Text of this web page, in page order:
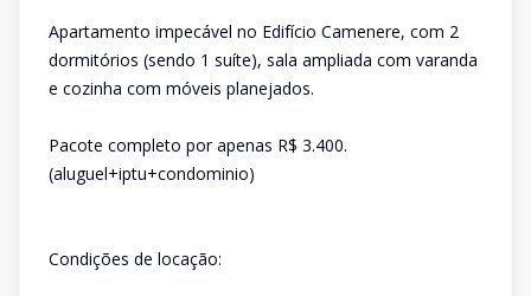
Apartamento impecável no Edifício Camenere, com 2
dormitórios (sendo 1 suíte), sala ampliada com varanda
e cozinha com móveis planejados.
Pacote completo por apenas R$ 3.400.
(aluguel+iptu+condominio)
Condições de locação: